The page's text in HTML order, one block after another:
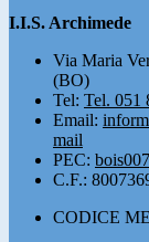
I.I.S. Archimede
Via Maria
(BO)
Tel: Tel. 051
Email:
mail
PEC:
C.F.:
CODICE